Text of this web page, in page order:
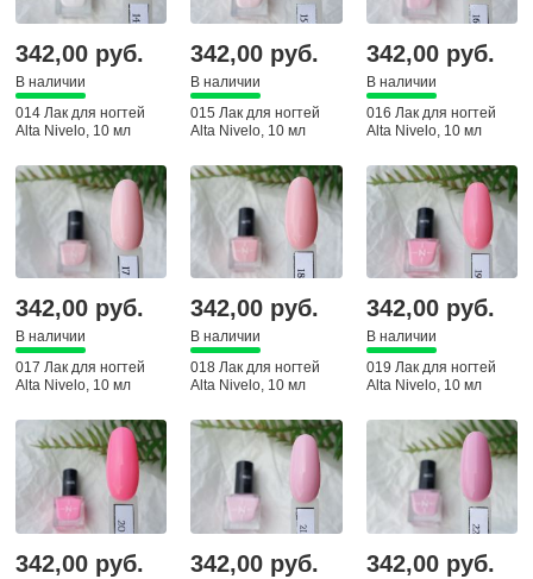
342,00 руб.
В наличии
014 Лак для ногтей
Alta Nivelo, 10 мл
342,00 руб.
В наличии
015 Лак для ногтей
Alta Nivelo, 10 мл
342,00 руб.
В наличии
016 Лак для ногтей
Alta Nivelo, 10 мл
342,00 руб.
В наличии
017 Лак для ногтей
Alta Nivelo, 10 мл
342,00 руб.
В наличии
018 Лак для ногтей
Alta Nivelo, 10 мл
342,00 руб.
В наличии
019 Лак для ногтей
Alta Nivelo, 10 мл
342,00 руб. 342,00 руб. 342,00 руб.